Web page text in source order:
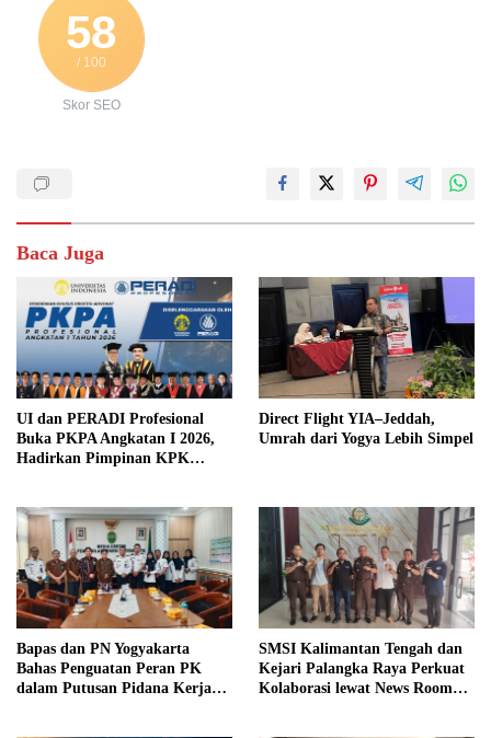
58
/ 100
Skor SEO
Baca Juga
UI dan PERADI Profesional
Buka PKPA Angkatan I 2026,
Hadirkan Pimpinan KPK
Direct Flight YIA–Jeddah,
Umrah dari Yogya Lebih Simpel
Bapas dan PN Yogyakarta
Bahas Penguatan Peran PK
dalam Putusan Pidana Kerja
SMSI Kalimantan Tengah dan
Kejari Palangka Raya Perkuat
Kolaborasi lewat News Room